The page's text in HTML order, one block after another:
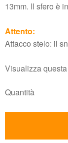
13mm. Il sfero è
Attento:
Attacco stelo: il
Visualizza
Quantità